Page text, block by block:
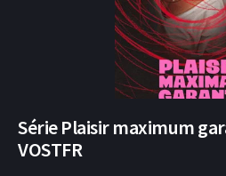
Série Plaisir maximum
VOSTFR